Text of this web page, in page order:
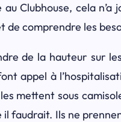
au Clubhouse, cela
de comprendre les
de la hauteur sur
appel à
mettent sous
il faudrait. Ils ne